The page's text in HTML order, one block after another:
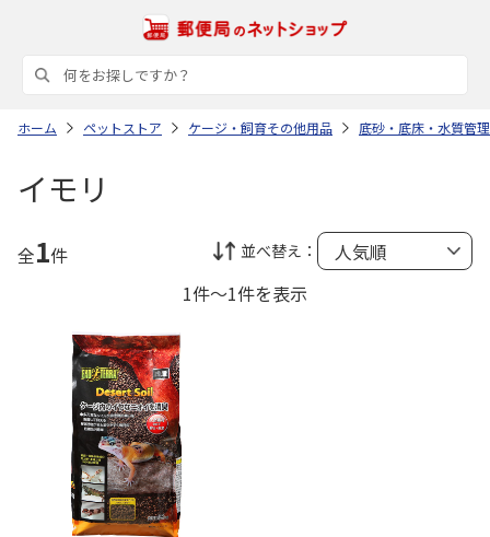
ホーム ペットストア ケージ・飼育その他用品 底砂・底床・水質管
イモリ
全1件 並べ替え：
1件～1件を表示